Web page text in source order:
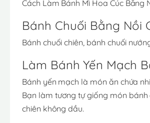
Cách Làm Bánh Mì Hoa Cúc Bằng
Bánh Chuối Bằng Nồi
Bánh chuối chiên, bánh chuối
Làm Bánh Yến Mạch
Bánh yến mạch là món ăn chứa
Bạn làm tương tự giống món
chiên không dầu.